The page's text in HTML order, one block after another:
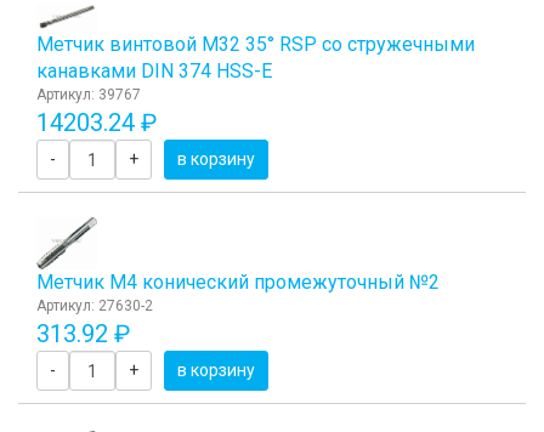
Метчик винтовой M32 35° RSP со стружечными
канавками DIN 374 HSS-E
Артикул: 39767
14203.24 ₽
- + в корзину
Метчик M4 конический промежуточный №2
Артикул: 27630-2
313.92 ₽
- + в корзину